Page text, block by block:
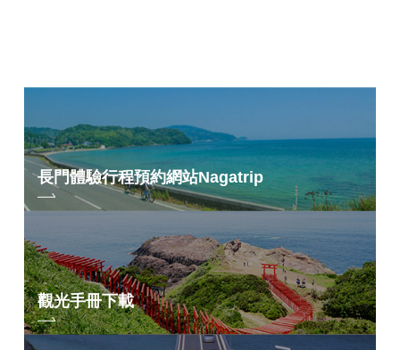
長門體驗行程預約網站Nagatrip
觀光手冊下載